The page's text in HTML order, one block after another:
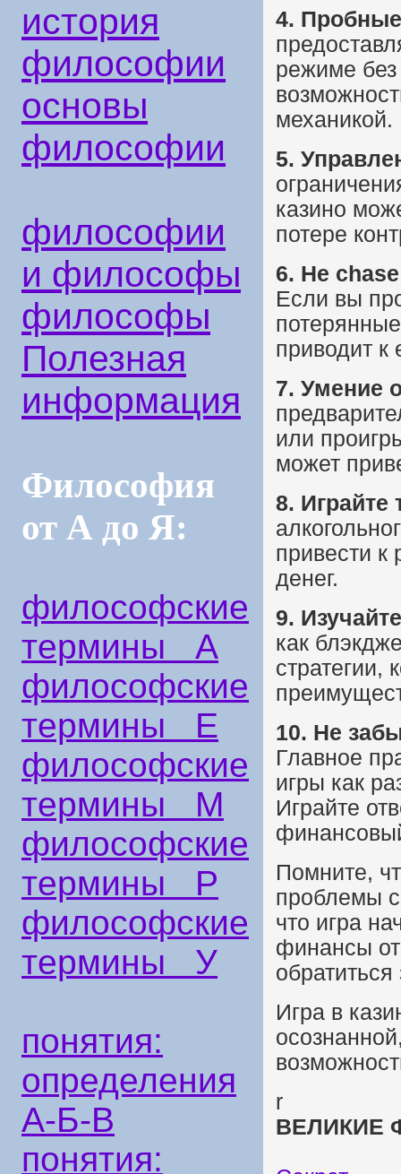
история
философии
основы
философии
философии
и философы
философы
Полезная
информация
Философия
от А до Я:
философские
термины А
философские
термины Е
философские
термины М
философские
термины Р
философские
термины У
понятия:
определения
А-Б-В
понятия:
4.
режиме без
механикой.
5.
казино
потере
6. Не
Если вы
приводит
7. Умение
или
может
8. Играйте
привести
денег.
9.
как
стратегии,
10. Не
Главное
игры как
Играйте
Помните,
проблемы
что игра
финансы
Игра в
r
ВЕЛИКИЕ